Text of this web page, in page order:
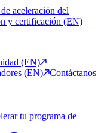
aceleración del
y certificación (EN)
(EN)
(EN)
Contáctanos
tu programa de